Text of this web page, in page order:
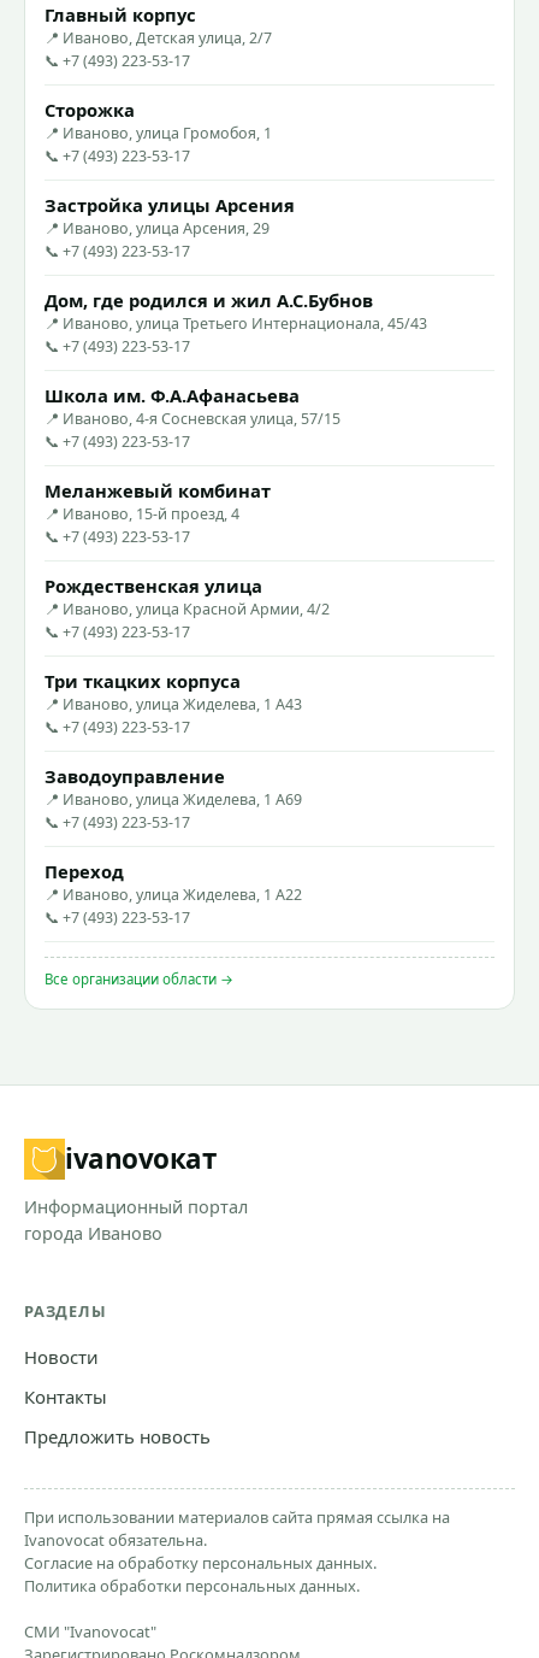
Главный корпус
📍 Иваново, Детская улица, 2/7
📞 +7 (493) 223-53-17
Сторожка
📍 Иваново, улица Громобоя, 1
📞 +7 (493) 223-53-17
Застройка улицы Арсения
📍 Иваново, улица Арсения, 29
📞 +7 (493) 223-53-17
Дом, где родился и жил А.С.Бубнов
📍 Иваново, улица Третьего Интернационала, 45/43
📞 +7 (493) 223-53-17
Школа им. Ф.А.Афанасьева
📍 Иваново, 4-я Сосневская улица, 57/15
📞 +7 (493) 223-53-17
Меланжевый комбинат
📍 Иваново, 15-й проезд, 4
📞 +7 (493) 223-53-17
Рождественская улица
📍 Иваново, улица Красной Армии, 4/2
📞 +7 (493) 223-53-17
Три ткацких корпуса
📍 Иваново, улица Жиделева, 1 А43
📞 +7 (493) 223-53-17
Заводоуправление
📍 Иваново, улица Жиделева, 1 А69
📞 +7 (493) 223-53-17
Переход
📍 Иваново, улица Жиделева, 1 А22
📞 +7 (493) 223-53-17
Все организации области →
ivanovoкат
Информационный портал
города Иваново
РАЗДЕЛЫ
Новости
Контакты
Предложить новость
При использовании материалов сайта прямая ссылка на
Ivanovocat обязательна.
Согласие на обработку персональных данных.
Политика обработки персональных данных.
СМИ "Ivanovocat"